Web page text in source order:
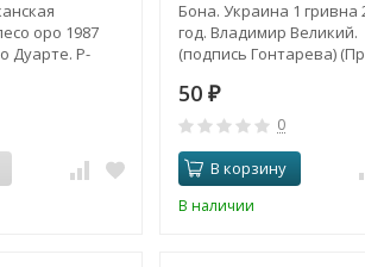
оро 1987
Дуарте. P-
Бона. Украина 1 гривна
год. Владимир Великий.
(подпись Гонтарева)
50₽
0
В корзину
В наличии